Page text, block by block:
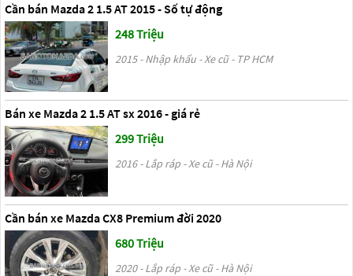
Cần bán Mazda 2 1.5 AT 2015 - Số tự động
248 Triệu
2015 - Nhập khẩu - Xe cũ - TP HCM
Bán xe Mazda 2 1.5 AT sx 2016 - giá rẻ
299 Triệu
2016 - Lắp ráp - Xe cũ - Hà Nội
Cần bán xe Mazda CX8 Premium đời 2020
680 Triệu
2020 - Lắp ráp - Xe cũ - Hà Nội